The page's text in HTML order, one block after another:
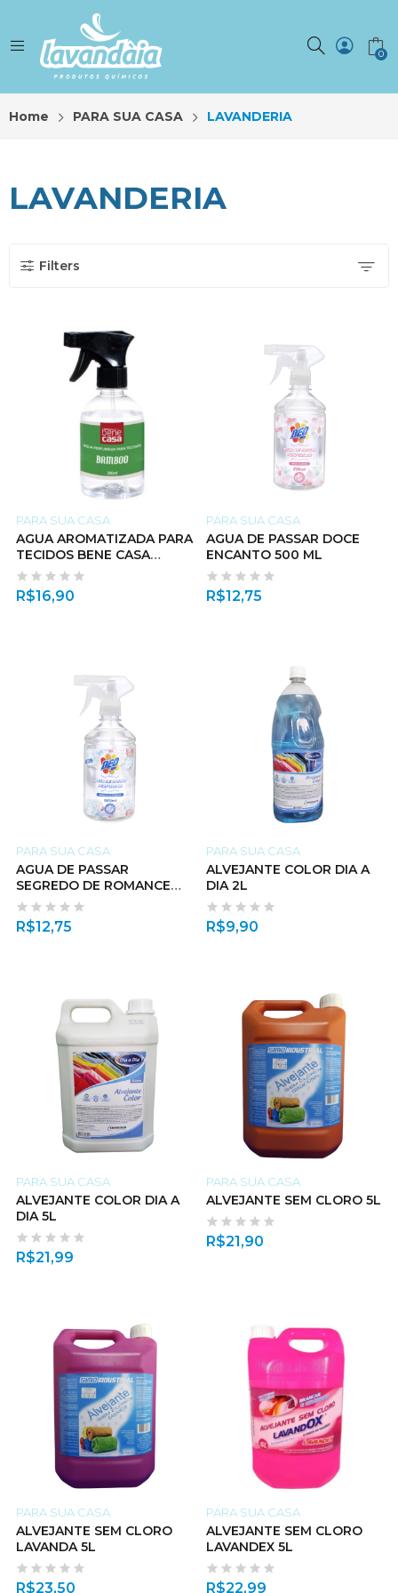
0
Home PARA SUA CASA LAVANDERIA
LAVANDERIA
Filters
PARA SUA CASA
AGUA AROMATIZADA PARA
TECIDOS BENE CASA
300ML BAMBOO
R$16,90
PARA SUA CASA
AGUA DE PASSAR DOCE
ENCANTO 500 ML
R$12,75
PARA SUA CASA
AGUA DE PASSAR
SEGREDO DE ROMANCE
500 ML
R$12,75
PARA SUA CASA
ALVEJANTE COLOR DIA A
DIA 2L
R$9,90
PARA SUA CASA
ALVEJANTE COLOR DIA A
DIA 5L
R$21,99
PARA SUA CASA
ALVEJANTE SEM CLORO 5L
R$21,90
PARA SUA CASA
ALVEJANTE SEM CLORO
LAVANDA 5L
R$23,50
PARA SUA CASA
ALVEJANTE SEM CLORO
LAVANDEX 5L
R$22,99